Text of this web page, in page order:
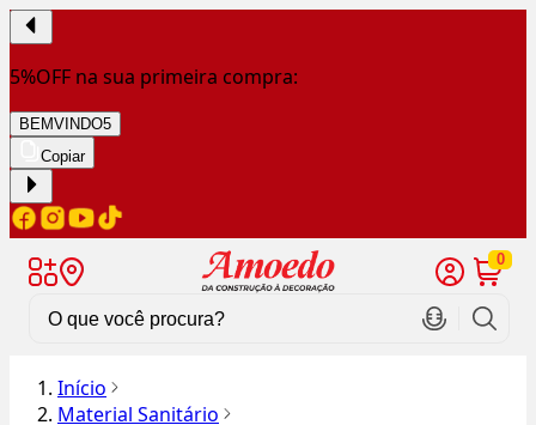
5%OFF na sua primeira compra:
BEMVINDO5
Copiar
0
Início
Material Sanitário